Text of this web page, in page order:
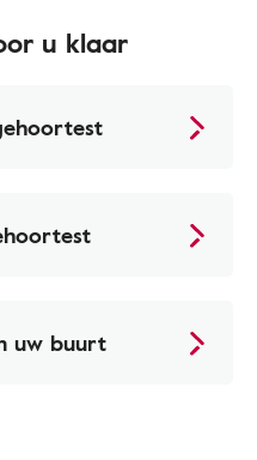
u klaar
uw buurt